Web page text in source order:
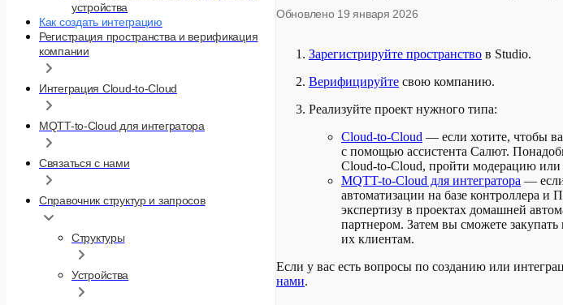
устройства
Как создать интеграцию
Регистрация пространства и верификация
компании
Интеграция Cloud-to-Cloud
MQTT-to-Cloud для интегратора
Связаться с нами
Справочник структур и запросов
Структуры
Устройства
Обновлено 19 января 2026
Зарегистрируйте пространство в Studio.
Верифицируйте свою компанию.
Реализуйте проект нужного типа:
Cloud-to-Cloud — если хотите, чтобы
с помощью ассистента Салют.
Cloud-to-Cloud, пройти модерацию
MQTT-to-Cloud для интегратора —
автоматизации на базе контроллера и
экспертизу в проектах домашней
партнером. Затем вы сможете
их клиентам.
Если у вас есть вопросы по созданию или
нами.